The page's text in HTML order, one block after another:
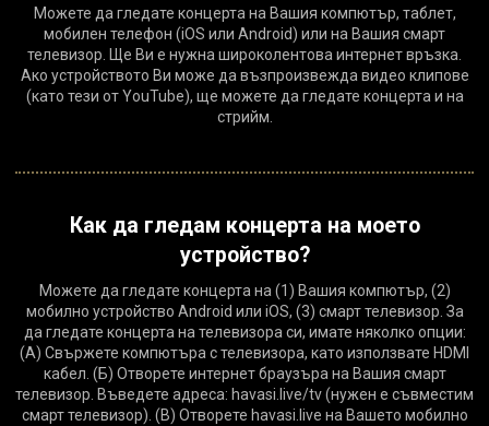
Можете да гледате концерта на Вашия компютър, таблет,
мобилен телефон (iOS или Android) или на Вашия смарт
телевизор. Ще Ви е нужна широколентова интернет връзка.
Ако устройството Ви може да възпроизвежда видео клипове
(като тези от YouTube), ще можете да гледате концерта и на
стрийм.
Как да гледам концерта на моето
устройство?
Можете да гледате концерта на (1) Вашия компютър, (2)
мобилно устройство Android или iOS, (3) смарт телевизор. За
да гледате концерта на телевизора си, имате няколко опции:
(A) Свържете компютъра с телевизора, като използвате HDMI
кабел. (Б) Отворете интернет браузъра на Вашия смарт
телевизор. Въведете адреса: havasi.live/tv (нужен е съвместим
смарт телевизор). (В) Отворете havasi.live на Вашето мобилно